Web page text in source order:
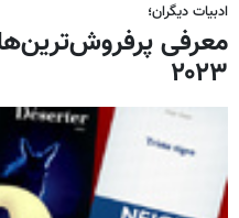
ادبیات دیگران؛
معرفی
۲۰۲۳